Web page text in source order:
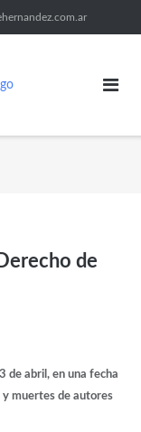
de
de abril, en una fecha
y muertes de autores